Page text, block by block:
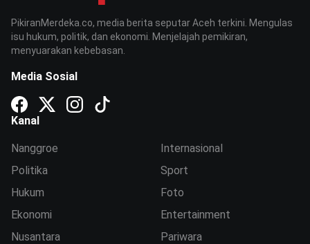
PikiranMerdeka.co, media berita seputar Aceh terkini. Mengulas
isu hukum, politik, dan ekonomi. Menjelajah pemikiran,
menyuarakan kebebasan.
Media Sosial
Kanal
Nanggroe
Politika
Hukum
Ekonomi
Nusantara
Internasional
Sport
Foto
Entertainment
Pariwara